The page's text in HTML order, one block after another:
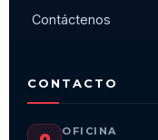
Contáctenos
CONTACTO
OFICINA